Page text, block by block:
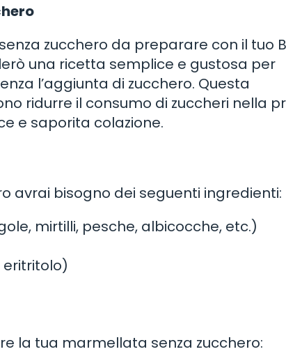
zucchero da preparare con il tuo
una ricetta semplice e gustosa per
l’aggiunta di zucchero. Questa
ridurre il consumo di zuccheri nella
e saporita colazione.
avrai bisogno dei seguenti ingredienti:
mirtilli, pesche, albicocche, etc.)
la tua marmellata senza zucchero: